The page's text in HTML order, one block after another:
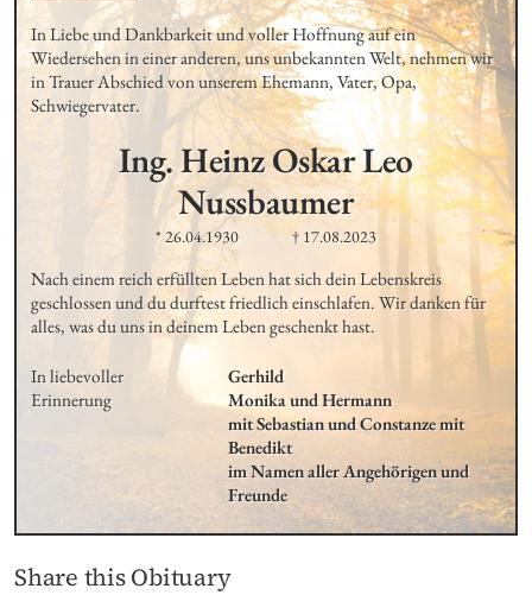
In Liebe und Dankbarkeit und voller Hoffnung auf ein
Wiedersehen in einer anderen, uns unbekannten Welt, nehmen wir
in Trauer Abschied von unserem Ehemann, Vater, Opa,
Schwiegervater.
Ing. Heinz Oskar Leo
Nussbaumer
* 26.04.1930 † 17.08.2023
Nach einem reich erfüllten Leben hat sich dein Lebenskreis
geschlossen und du durftest friedlich einschlafen. Wir danken für
alles, was du uns in deinem Leben geschenkt hast.
In liebevoller
Erinnerung
Gerhild
Monika und Hermann
mit Sebastian und Constanze mit
Benedikt
im Namen aller Angehörigen und
Freunde
Share this Obituary